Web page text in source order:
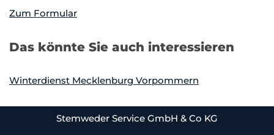
Zum Formular
Das könnte Sie auch interessieren
Winterdienst Mecklenburg Vorpommern
Stemweder Service GmbH & Co KG